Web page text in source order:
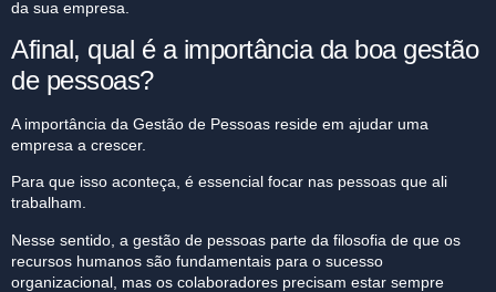
da sua empresa.
Afinal, qual é a importância da boa gestão
de pessoas?
A importância da Gestão de Pessoas reside em ajudar uma
empresa a crescer.
Para que isso aconteça, é essencial focar nas pessoas que ali
trabalham.
Nesse sentido, a gestão de pessoas parte da filosofia de que os
recursos humanos são fundamentais para o sucesso
organizacional, mas os colaboradores precisam estar sempre